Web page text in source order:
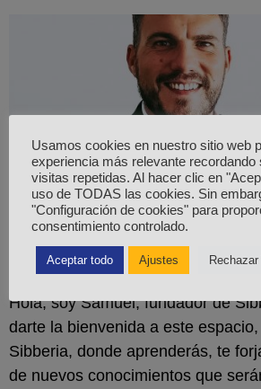
Hola, soy Samuel, fundador de
darte la bienvenida a este
Sibberia, donde aprenderás, te
de nuevos conocimientos que
Usamos cookies en nuestro sitio web
experiencia más relevante
visitas repetidas. Al hacer clic en
uso de TODAS las cookies. Sin
"Configuración de cookies" para
consentimiento controlado.
Aceptar todo Ajustes